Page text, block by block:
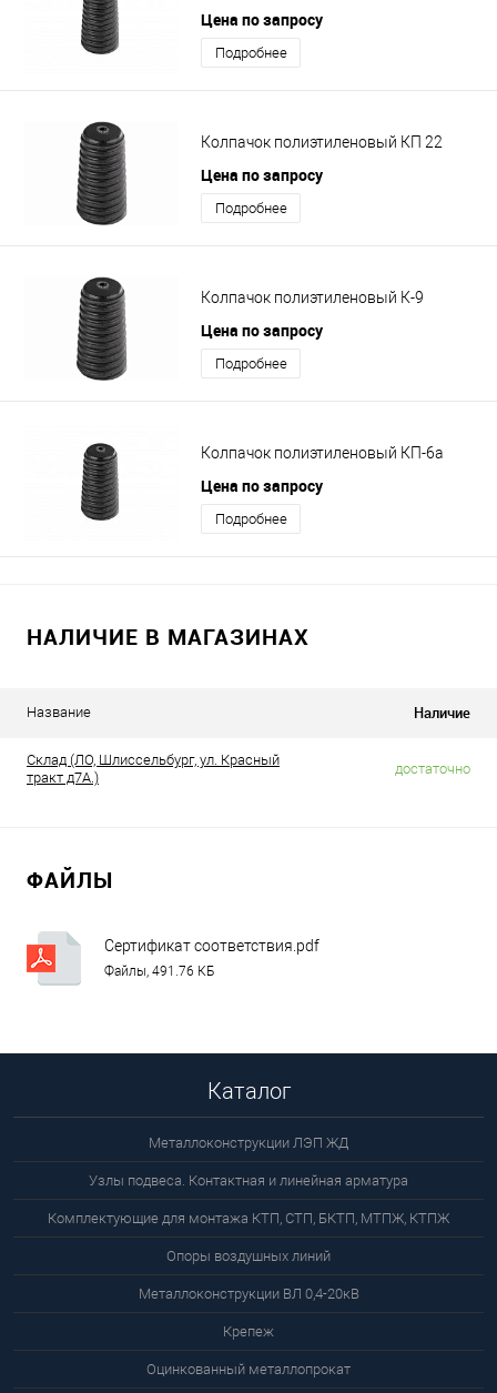
Цена по запросу
Подробнее
Колпачок полиэтиленовый КП 22
Цена по запросу
Подробнее
Колпачок полиэтиленовый К-9
Цена по запросу
Подробнее
Колпачок полиэтиленовый КП-6а
Цена по запросу
Подробнее
НАЛИЧИЕ В МАГАЗИНАХ
Название Наличие
Склад (ЛО, Шлиссельбург, ул. Красный
тракт д7А.)
достаточно
ФАЙЛЫ
Сертификат соответствия.pdf
Файлы, 491.76 КБ
Каталог
Металлоконструкции ЛЭП ЖД
Узлы подвеса. Контактная и линейная арматура
Комплектующие для монтажа КТП, СТП, БКТП, МТПЖ, КТПЖ
Опоры воздушных линий
Металлоконструкции ВЛ 0,4-20кВ
Крепеж
Оцинкованный металлопрокат